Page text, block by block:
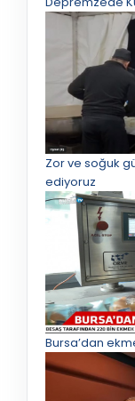
Zor ve soğuk
ediyoruz
Bursa’dan